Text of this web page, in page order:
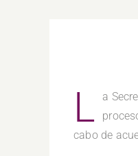
L
a
cabo de